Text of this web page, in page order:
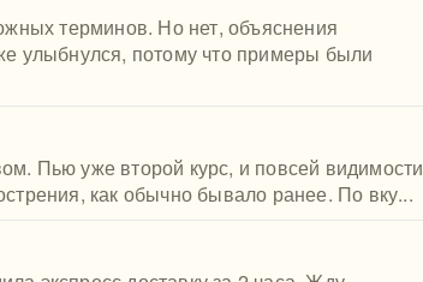
терминов. Но нет, объяснения
улыбнулся, потому что примеры были
Пью уже второй курс, и повсей видимости
как обычно бывало ранее. По вку...